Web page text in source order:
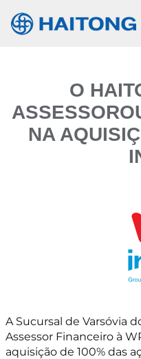
O conteúdo atual não
selecionou.
O
NA
A Sucursal de Varsóvia
Assessor Financeiro à
aquisição de 100% das